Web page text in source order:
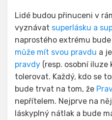
Lidé budou přinuceni v
vyznávat superlásku a
naprostého extrému
může mít svou pravdu a
pravdy (resp. osobní iluze
tolerovat. Každý, kdo se
bude trvat na tom, že
nepřítelem. Nejprve na
láskyplný nátlak a bude